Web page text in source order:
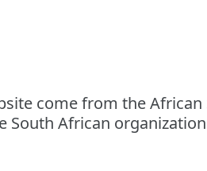
come from the
African organization